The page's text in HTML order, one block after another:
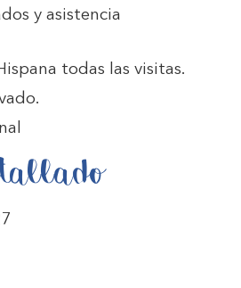
y asistencia
todas las visitas.